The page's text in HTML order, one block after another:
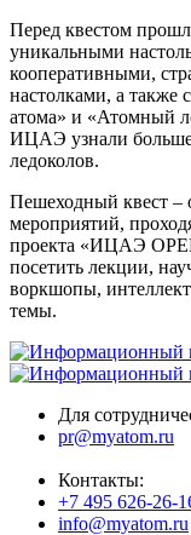
Перед квестом
уникальными
кооперативными,
настолками, а также
атома» и «Атомный
ИЦАЭ узнали больше
ледоколов.
Пешеходный квест –
мероприятий,
проекта «ИЦАЭ
посетить лекции,
воркшопы,
темы.
Для
pr@myatom.ru
Контакты:
+7 495 626-26-
info@myatom.ru